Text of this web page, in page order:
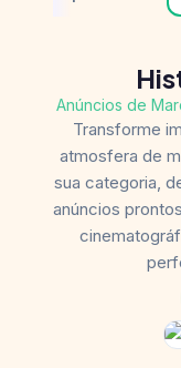
Envie 3-10
vlog narrativo
suas fotos,
constrói um